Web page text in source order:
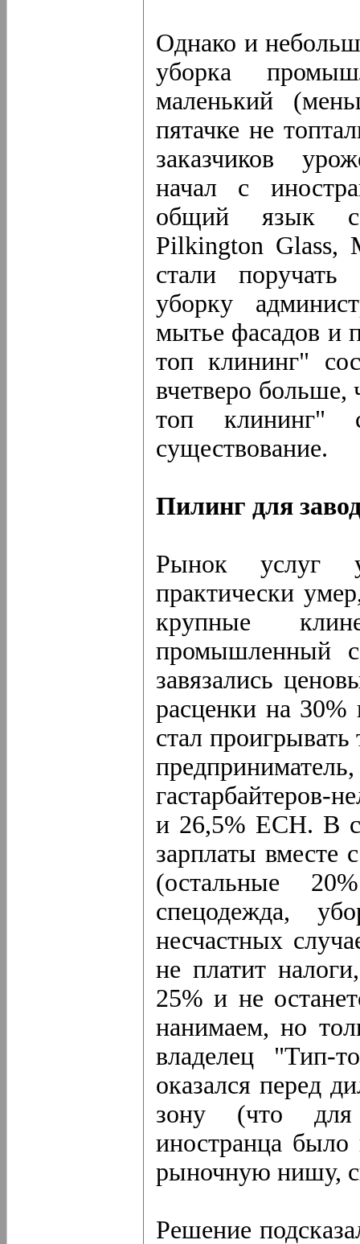
Однако и
уборка
маленький
пятачке не
заказчиков
начал с
общий язык с
Pilkington Glass,
стали
уборку
мытье фасадов и
топ клининг"
вчетверо
топ клининг"
существование.
Пилинг для
Рынок услуг
практически
крупные
промышленный
завязались
расценки на
стал проигрывать
гастарбайтеров-
и 26,5% ЕСН. В
зарплаты вместе
(остальные
спецодежда,
несчастных
не платит
25% и не
нанимаем, но
владелец "Тип-
оказался перед
зону (что для
иностранца было
рыночную нишу,
Решение